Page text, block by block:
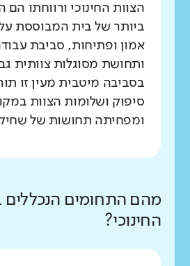
הצוות החינוכי ורווחתו
ביותר של בית המבוססת
אמון ופתיחות, סביבת
ותחושת מסוגלות צוותית
בסביבה מיטבית מעין זו
סיפוק ושלומות הצוות
ומפחיתה תחושות של
מהם התחומים הנכללים
החינוכי?